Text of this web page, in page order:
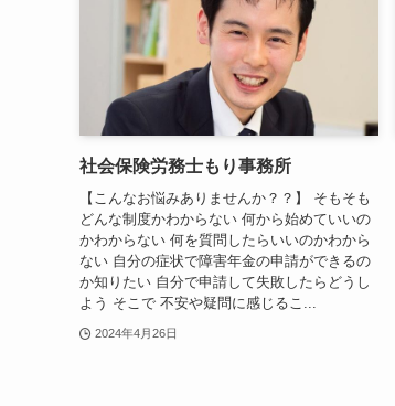
社会保険労務士もり事務所
【こんなお悩みありませんか？？】 そもそも
どんな制度かわからない 何から始めていいの
かわからない 何を質問したらいいのかわから
ない 自分の症状で障害年金の申請ができるの
か知りたい 自分で申請して失敗したらどうし
よう そこで 不安や疑問に感じるこ...
2024年4月26日